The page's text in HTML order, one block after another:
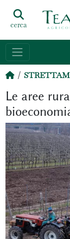
cerca
Le aree